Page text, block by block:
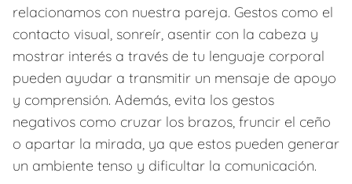
relacionamos con nuestra pareja. Gestos como el
contacto visual, sonreír, asentir con la cabeza y
mostrar interés a través de tu lenguaje corporal
pueden ayudar a transmitir un mensaje de apoyo
y comprensión. Además, evita los gestos
negativos como cruzar los brazos, fruncir el ceño
o apartar la mirada, ya que estos pueden generar
un ambiente tenso y dificultar la comunicación.